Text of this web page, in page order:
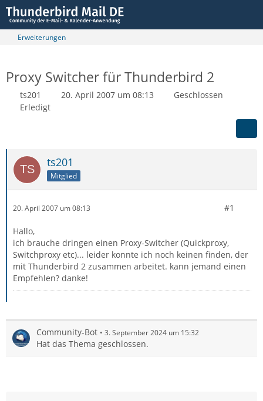
Erweiterungen
Proxy Switcher für Thunderbird 2
ts201 20. April 2007 um 08:13
Geschlossen
Erledigt
ts201
Mitglied
20. April 2007 um 08:13 #1
Hallo,
ich brauche dringen einen Proxy-Switcher (Quickproxy,
Switchproxy etc)... leider konnte ich noch keinen finden, der
mit Thunderbird 2 zusammen arbeitet. kann jemand einen
Empfehlen? danke!
Community-Bot 3. September 2024 um 15:32
Hat das Thema geschlossen.